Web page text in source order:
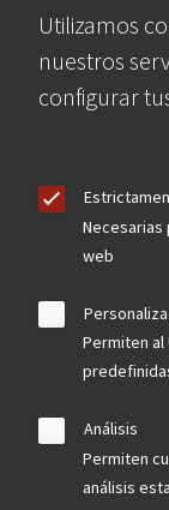
Utilizamos
nuestros
configurar
Necesarias
web
Permiten al
Análisis
Permiten
análisis